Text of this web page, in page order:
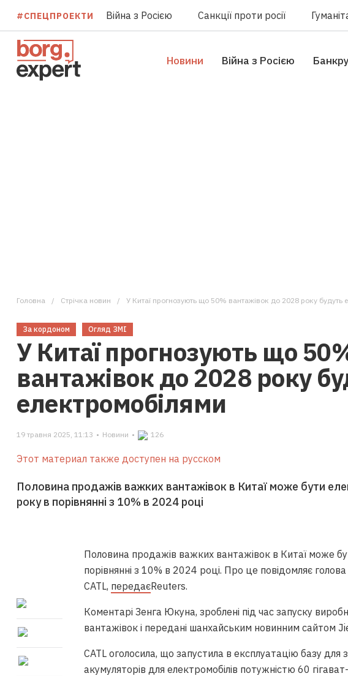
#СПЕЦПРОЕКТИ Війна з Росією Санкції проти росії
Новини Війна з Росією
Головна Стрічка новин У Китаї прогнозують що 50% вантажівок до 2028 року будуть
За кордоном Огляд ЗМІ
У Китаї прогнозують що
вантажівок до 2028 року
електромобілями
19 травня 2025, 11:13 • Новини • 126
Этот материал также доступен на русском
Половина продажів важких вантажівок в Китаї може бути
року в порівнянні з 10% в 2024 році
Половина продажів важких вантажівок в Китаї може
порівнянні з 10% в 2024 році. Про це повідомляє
CATL, передаєReuters.
Коментарі Зенга Юкуна, зроблені під час запуску
вантажівок і передані шанхайським новинним сайтом
CATL оголосила, що запустила в експлуатацію базу для
акумуляторів для електромобілів потужністю 60